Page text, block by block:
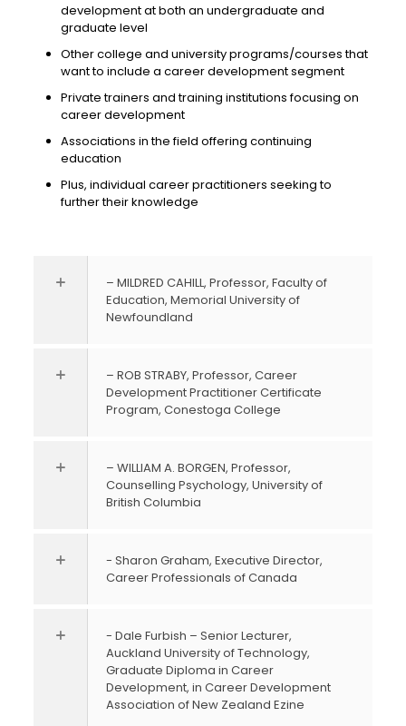
development at both an undergraduate and
graduate level
Other college and university programs/courses that
want to include a career development segment
Private trainers and training institutions focusing on
career development
Associations in the field offering continuing
education
Plus, individual career practitioners seeking to
further their knowledge
– MILDRED CAHILL, Professor, Faculty of
Education, Memorial University of
Newfoundland
– ROB STRABY, Professor, Career
Development Practitioner Certificate
Program, Conestoga College
– WILLIAM A. BORGEN, Professor,
Counselling Psychology, University of
British Columbia
- Sharon Graham, Executive Director,
Career Professionals of Canada
- Dale Furbish – Senior Lecturer,
Auckland University of Technology,
Graduate Diploma in Career
Development, in Career Development
Association of New Zealand Ezine